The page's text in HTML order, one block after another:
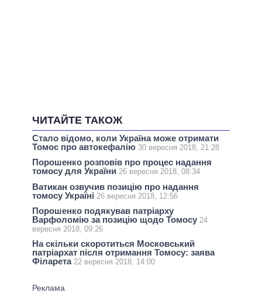
ЧИТАЙТЕ ТАКОЖ
Стало відомо, коли Україна може отримати
Томос про автокефалію 30 вересня 2018, 21:28
Порошенко розповів про процес надання
томосу для України 26 вересня 2018, 08:34
Ватикан озвучив позицію про надання
томосу Україні 26 вересня 2018, 12:56
Порошенко подякував патріарху
Варфоломію за позицію щодо Томосу 24
вересня 2018, 09:26
На скільки скоротиться Московський
патріархат після отримання Томосу: заява
Філарета 22 вересня 2018, 14:00